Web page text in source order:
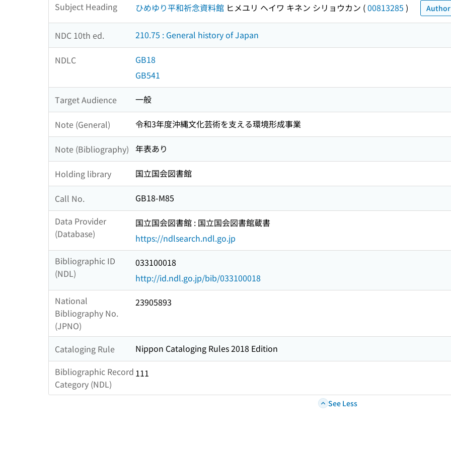
Subject Heading ひめゆり平和祈念資料館 ヒメユリ ヘイワ キネン シリョウカン (00813285 )
NDC 10th ed. 210.75 : General history of Japan
NDLC
GB18
GB541
Target Audience 一般
Note (General) 令和3年度沖縄文化芸術を支える環境形成事業
Note (Bibliography) 年表あり
Holding library 国立国会図書館
Call No.
GB18-M85
Data Provider
(Database)
国立国会図書館 : 国立国会図書館蔵書
https://ndlsearch.ndl.go.jp
Bibliographic ID
(NDL)
033100018
http://id.ndl.go.jp/bib/033100018
National
Bibliography No.
(JPNO)
23905893
Cataloging Rule
Nippon Cataloging Rules 2018 Edition
Bibliographic Record
Category (NDL)
111
See Less